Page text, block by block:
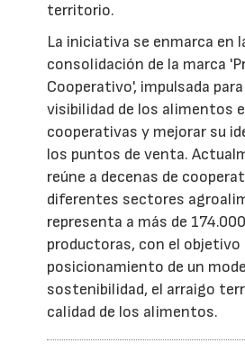
territorio.
La iniciativa se enmarca en
consolidación de la marca
Cooperativo', impulsada
visibilidad de los alimentos
cooperativas y mejorar su
los puntos de venta.
reúne a decenas de
diferentes sectores
representa a más de
productoras, con el objetivo
posicionamiento de un
sostenibilidad, el arraigo
calidad de los alimentos.